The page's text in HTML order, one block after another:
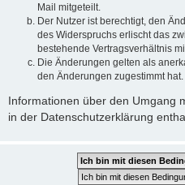
Mail mitgeteilt.
Der Nutzer ist berechtigt, den
des Widerspruchs erlischt das
bestehende Vertragsverhältnis
Die Änderungen gelten als
den Änderungen zugestimmt hat.
Informationen über den Umgang
in der Datenschutzerklärung